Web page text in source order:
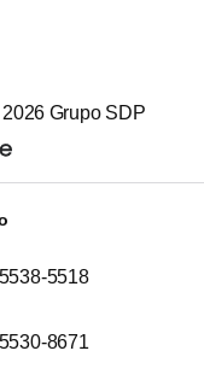
2026 Grupo SDP
5518
8671